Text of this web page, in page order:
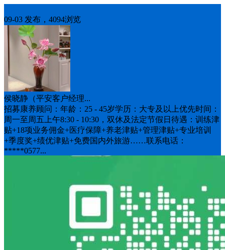
09-03 发布，4094浏览
侯晓静（平安客户经理...
招募康养顾问：年龄：25 - 45岁学历：大专及以上优先时间：
周一至周五上午8:30 - 10:30，双休及法定节假日待‌遇：训练津
贴+18项业务佣金+医疗保障+养老津贴+管理津贴+专业培训
+季度奖+绩优津贴+免费国内外旅游……联系电话：
*****0577...